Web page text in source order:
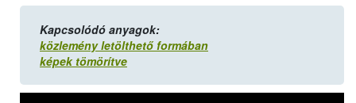
Kapcsolódó anyagok:
közlemény letölthető formában
képek tömörítve